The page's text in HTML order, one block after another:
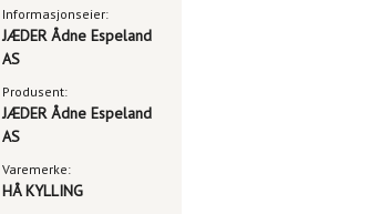
Informasjonseier:
JÆDER Ådne Espeland
AS
Produsent:
JÆDER Ådne Espeland
AS
Varemerke:
HÅ KYLLING